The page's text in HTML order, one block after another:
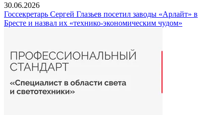
30.06.2026
Госсекретарь Сергей Глазьев посетил заводы «Арлайт» в
Бресте и назвал их «технико-экономическим чудом»